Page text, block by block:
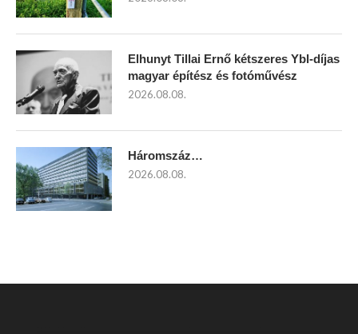
Elhunyt Tillai Ernő kétszeres Ybl-díjas
magyar építész és fotóművész
2026.08.08.
Háromszáz…
2026.08.08.